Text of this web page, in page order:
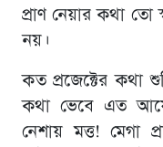
প্রাণ নেয়ার কথা তো
নয়।
কত প্রজেক্টের কথা
কথা ভেবে এত
নেশায় মত্ত! মেগা